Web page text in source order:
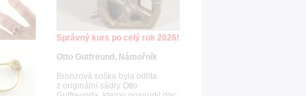
Správný kurs po celý rok 2026!
Otto Gutfreund, Námořník
Bronzová soška byla odlita
z originální sádry Otto